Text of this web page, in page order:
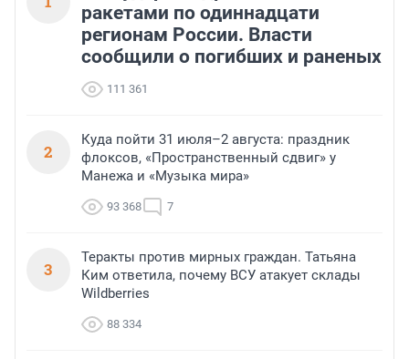
ракетами по одиннадцати
регионам России. Власти
сообщили о погибших и раненых
111 361
2
Куда пойти 31 июля–2 августа: праздник
флоксов, «Пространственный сдвиг» у
Манежа и «Музыка мира»
93 368 7
3
Теракты против мирных граждан. Татьяна
Ким ответила, почему ВСУ атакует склады
Wildberries
88 334